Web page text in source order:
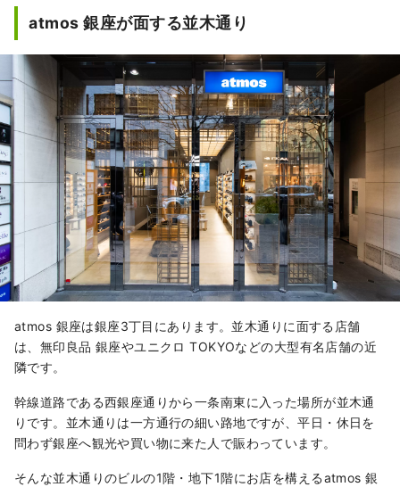
atmos 銀座が面する並木通り
atmos 銀座は銀座3丁目にあります。並木通りに面する店舗
は、無印良品 銀座やユニクロ TOKYOなどの大型有名店舗の近
隣です。
幹線道路である西銀座通りから一条南東に入った場所が並木通
りです。並木通りは一方通行の細い路地ですが、平日・休日を
問わず銀座へ観光や買い物に来た人で賑わっています。
そんな並木通りのビルの1階・地下1階にお店を構えるatmos 銀